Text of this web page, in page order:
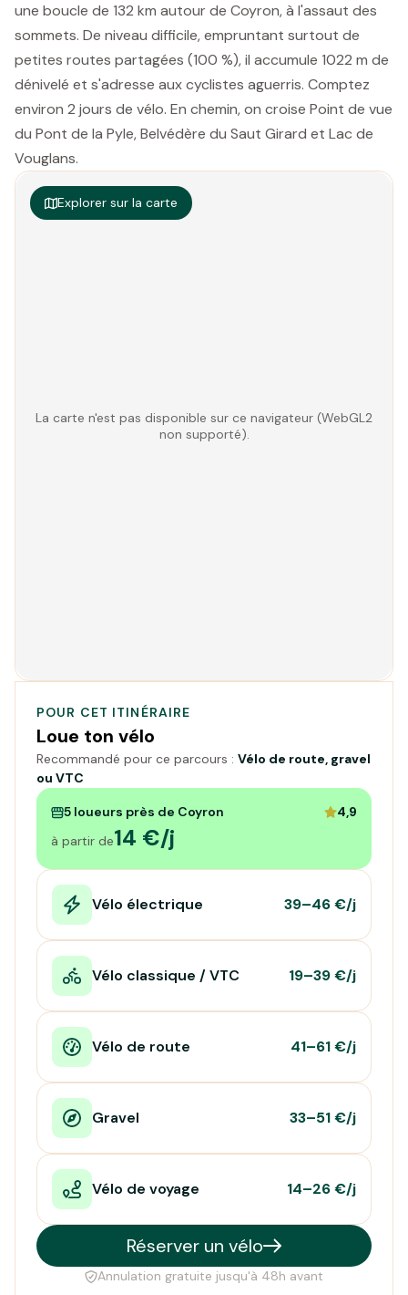
une boucle de 132 km autour de Coyron, à l'assaut des
sommets. De niveau difficile, empruntant surtout de
petites routes partagées (100 %), il accumule 1022 m de
dénivelé et s'adresse aux cyclistes aguerris. Comptez
environ 2 jours de vélo. En chemin, on croise Point de vue
du Pont de la Pyle, Belvédère du Saut Girard et Lac de
Vouglans.
La carte n'est pas disponible sur ce navigateur (WebGL2
non supporté).
Explorer sur la carte
POUR CET ITINÉRAIRE
Loue ton vélo
Recommandé pour ce parcours : Vélo de route, gravel
ou VTC
5 loueurs près de Coyron
4,9
à partir de14 €/j
Vélo électrique 39–46 €/j
Vélo classique / VTC 19–39 €/j
Vélo de route 41–61 €/j
Gravel 33–51 €/j
Vélo de voyage 14–26 €/j
Réserver un vélo
Annulation gratuite jusqu'à 48h avant